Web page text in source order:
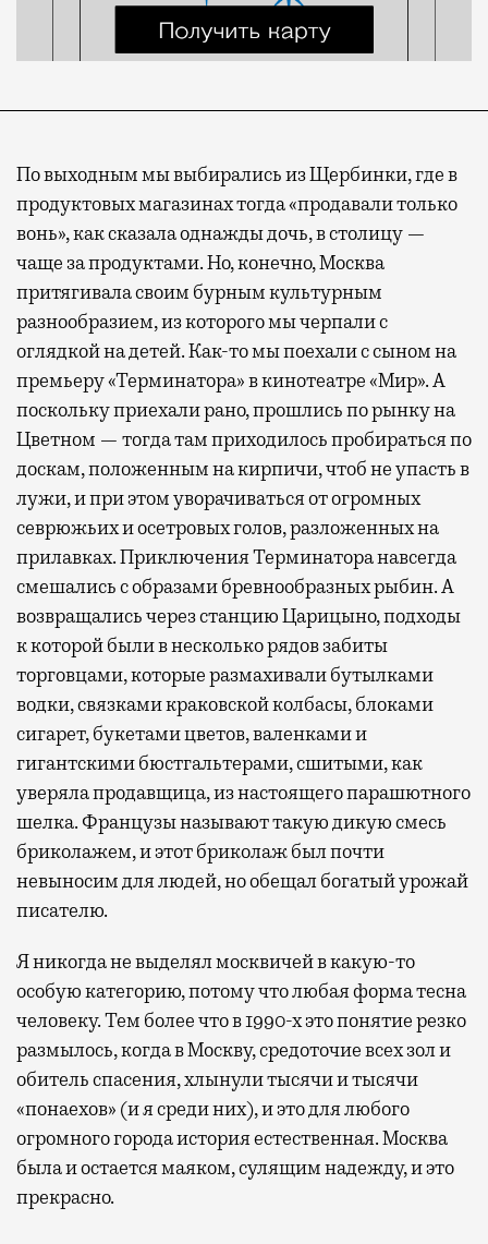
По выходным мы выбирались из Щербинки, где в
продуктовых магазинах тогда «продавали только
вонь», как сказала однажды дочь, в столицу —
чаще за продуктами. Но, конечно, Москва
притягивала своим бурным культурным
разнообразием, из которого мы черпали с
оглядкой на детей. Как-то мы поехали с сыном на
премьеру «Терминатора» в кинотеатре «Мир». А
поскольку приехали рано, прошлись по рынку на
Цветном — тогда там приходилось пробираться по
доскам, положенным на кирпичи, чтоб не упасть в
лужи, и при этом уворачиваться от огромных
севрюжьих и осетровых голов, разложенных на
прилавках. Приключения Терминатора навсегда
смешались с образами бревнообразных рыбин. А
возвращались через станцию Царицыно, подходы
к которой были в несколько рядов забиты
торговцами, которые размахивали бутылками
водки, связками краковской колбасы, блоками
сигарет, букетами цветов, валенками и
гигантскими бюстгальтерами, сшитыми, как
уверяла продавщица, из настоящего парашютного
шелка. Французы называют такую дикую смесь
бриколажем, и этот бриколаж был почти
невыносим для людей, но обещал богатый урожай
писателю.
Я никогда не выделял москвичей в какую-то
особую категорию, потому что любая форма тесна
человеку. Тем более что в 1990-х это понятие резко
размылось, когда в Москву, средоточие всех зол и
обитель спасения, хлынули тысячи и тысячи
«понаехов» (и я среди них), и это для любого
огромного города история естественная. Москва
была и остается маяком, сулящим надежду, и это
прекрасно.